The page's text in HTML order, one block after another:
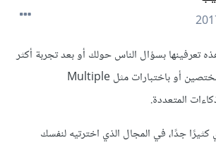
تعرفينها بسؤال الناس حولك أو بعد تجربة أكثر
من مجال أو بسؤال المختصين أو باختبارات مثل Multiple
كثيرًا جدًا، في المجال الذي اخترتيه لنفسك